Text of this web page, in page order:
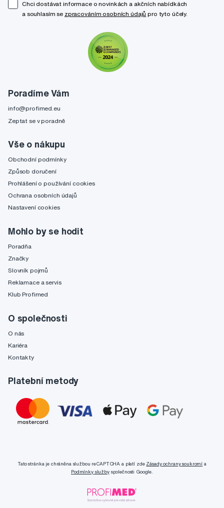
Poradíme Vám
info@profimed.eu
Zeptat se v poradně
Vše o nákupu
Obchodní podmínky
Způsob doručení
Prohlášení o používání cookies
Ochrana osobních údajů
Nastavení cookies
Mohlo by se hodit
Poradňa
Značky
Slovník pojmů
Reklamace a servis
Klub Profimed
O společnosti
O nás
Kariéra
Kontakty
Platební metody
Chci dostávat informace o novinkách a akčních nabídkách
a souhlasím se zpracováním osobních údajů pro tyto účely.
Tato stránka je chráněna službou reCAPTCHA a platí zde Zásady ochrany soukromí a
Podmínky službyspolečnosti Google.